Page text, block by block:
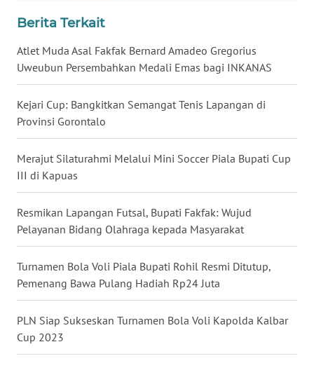
Berita Terkait
Atlet Muda Asal Fakfak Bernard Amadeo Gregorius
Uweubun Persembahkan Medali Emas bagi INKANAS
Kejari Cup: Bangkitkan Semangat Tenis Lapangan di
Provinsi Gorontalo
Merajut Silaturahmi Melalui Mini Soccer Piala Bupati Cup
III di Kapuas
Resmikan Lapangan Futsal, Bupati Fakfak: Wujud
Pelayanan Bidang Olahraga kepada Masyarakat
Turnamen Bola Voli Piala Bupati Rohil Resmi Ditutup,
Pemenang Bawa Pulang Hadiah Rp24 Juta
PLN Siap Sukseskan Turnamen Bola Voli Kapolda Kalbar
Cup 2023
KALBAR
KALTENG
KALTARA
WN
KALSEL
WN
KALTIM
WN
SULSEL
WN